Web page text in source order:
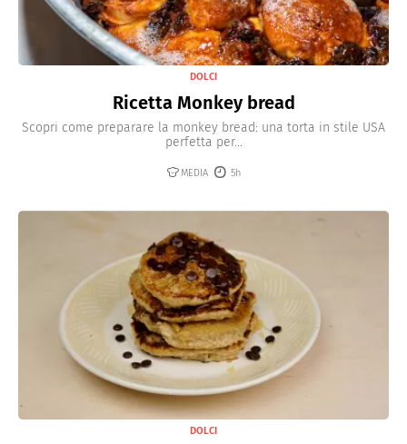
DOLCI
Ricetta Monkey bread
Scopri come preparare la monkey bread: una torta in stile USA
perfetta per...
MEDIA 5h
DOLCI